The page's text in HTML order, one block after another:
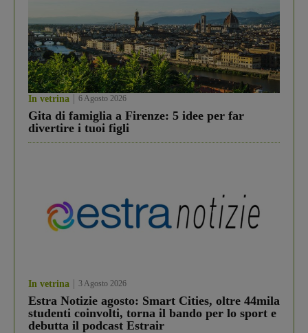
In vetrina 6 Agosto 2026
Gita di famiglia a Firenze: 5 idee per far
divertire i tuoi figli
In vetrina 3 Agosto 2026
Estra Notizie agosto: Smart Cities, oltre 44mila
studenti coinvolti, torna il bando per lo sport e
debutta il podcast Estrair